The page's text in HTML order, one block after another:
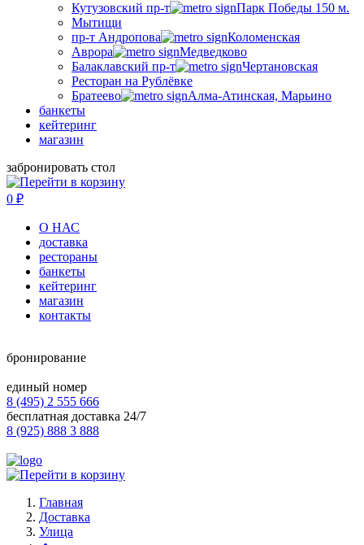
Кутузовский пр-т
Парк Победы 150 м.
Мытищи
пр-т Андропова
Коломенская
Аврора
Медведково
Балаклавский пр-т
Чертановская
Ресторан на Рублёвке
Братеево
Алма-Атинская, Марьино
банкеты
кейтеринг
магазин
забронировать стол
0 ₽
О НАС
доставка
рестораны
банкеты
кейтеринг
магазин
контакты
бронирование
единый номер
8 (495) 2 555 666
бесплатная доставка 24/7
8 (925) 888 3 888
Главная
Доставка
Улица